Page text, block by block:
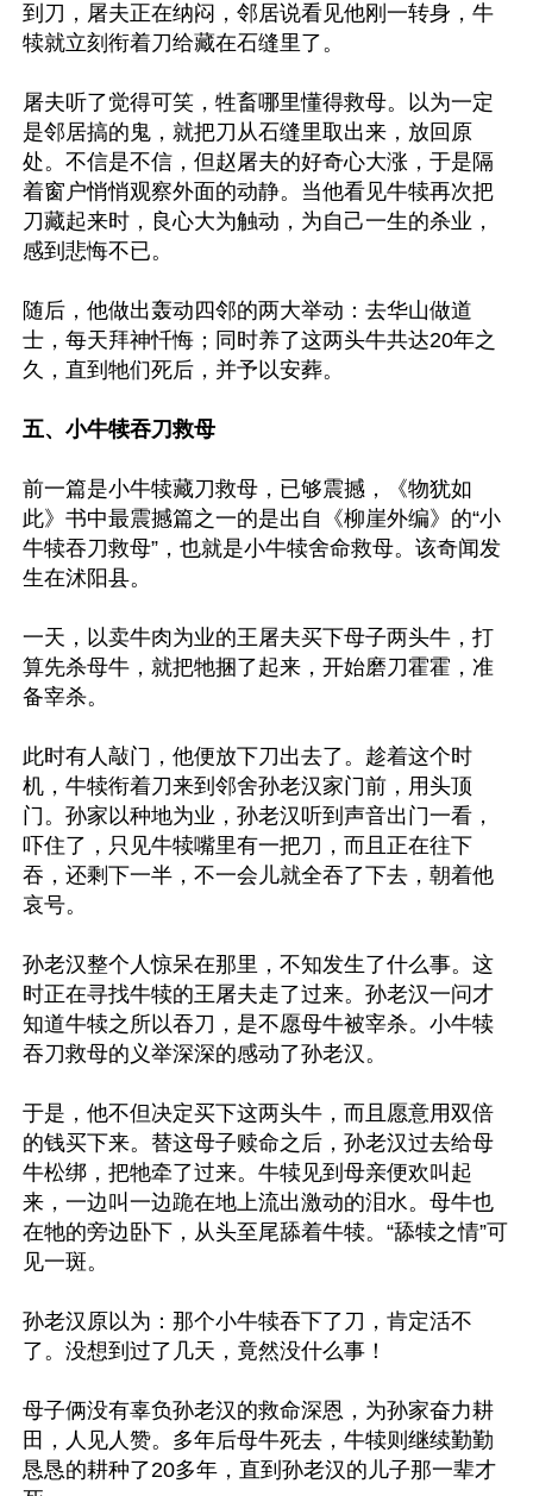
到刀，屠夫正在纳闷，邻居说看见他刚一转身，牛
犊就立刻衔着刀给藏在石缝里了。
屠夫听了觉得可笑，牲畜哪里懂得救母。以为一定
是邻居搞的鬼，就把刀从石缝里取出来，放回原
处。不信是不信，但赵屠夫的好奇心大涨，于是隔
着窗户悄悄观察外面的动静。当他看见牛犊再次把
刀藏起来时，良心大为触动，为自己一生的杀业，
感到悲悔不已。
随后，他做出轰动四邻的两大举动：去华山做道
士，每天拜神忏悔；同时养了这两头牛共达20年之
久，直到牠们死后，并予以安葬。
五、小牛犊吞刀救母
前一篇是小牛犊藏刀救母，已够震撼，《物犹如
此》书中最震撼篇之一的是出自《柳崖外编》的“小
牛犊吞刀救母”，也就是小牛犊舍命救母。该奇闻发
生在沭阳县。
一天，以卖牛肉为业的王屠夫买下母子两头牛，打
算先杀母牛，就把牠捆了起来，开始磨刀霍霍，准
备宰杀。
此时有人敲门，他便放下刀出去了。趁着这个时
机，牛犊衔着刀来到邻舍孙老汉家门前，用头顶
门。孙家以种地为业，孙老汉听到声音出门一看，
吓住了，只见牛犊嘴里有一把刀，而且正在往下
吞，还剩下一半，不一会儿就全吞了下去，朝着他
哀号。
孙老汉整个人惊呆在那里，不知发生了什么事。这
时正在寻找牛犊的王屠夫走了过来。孙老汉一问才
知道牛犊之所以吞刀，是不愿母牛被宰杀。小牛犊
吞刀救母的义举深深的感动了孙老汉。
于是，他不但决定买下这两头牛，而且愿意用双倍
的钱买下来。替这母子赎命之后，孙老汉过去给母
牛松绑，把牠牵了过来。牛犊见到母亲便欢叫起
来，一边叫一边跪在地上流出激动的泪水。母牛也
在牠的旁边卧下，从头至尾舔着牛犊。“舔犊之情”可
见一斑。
孙老汉原以为：那个小牛犊吞下了刀，肯定活不
了。没想到过了几天，竟然没什么事！
母子俩没有辜负孙老汉的救命深恩，为孙家奋力耕
田，人见人赞。多年后母牛死去，牛犊则继续勤勤
恳恳的耕种了20多年，直到孙老汉的儿子那一辈才